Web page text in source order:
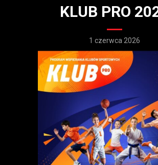
KLUB PRO
1 czerwca 2026